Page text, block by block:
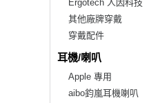
Ergotech 人因科技
其他廠牌穿戴
穿戴配件
耳機/喇叭
Apple 專用
aibo鈞嵐耳機喇叭